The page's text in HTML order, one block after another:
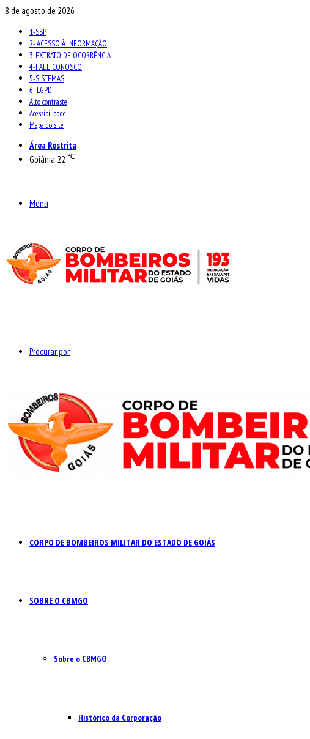
8 de agosto de 2026
1-SSP
2- ACESSO À INFORMAÇÃO
3-EXTRATO DE OCORRÊNCIA
4-FALE CONOSCO
5-SISTEMAS
6- LGPD
Alto contraste
Acessibilidade
Mapa do site
Área Restrita
Goiânia 22 ℃
Menu
Procurar por
CORPO DE BOMBEIROS MILITAR DO ESTADO DE GOIÁS
SOBRE O CBMGO
Sobre o CBMGO
Histórico da Corporação